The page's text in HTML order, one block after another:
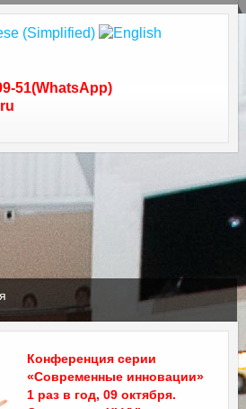
51(WhatsApp)
Конференция серии
«Современные инновации»
1 раз в год, 09 октября.